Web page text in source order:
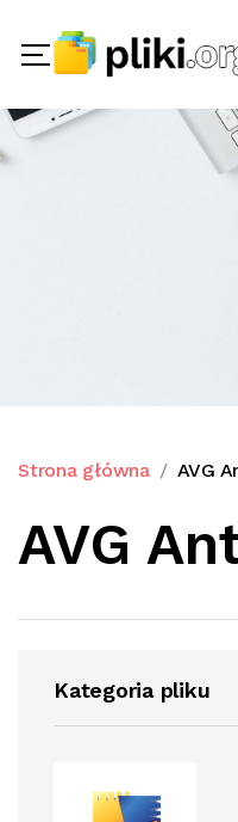
Strona główna AVG
AVG
Kategoria pliku